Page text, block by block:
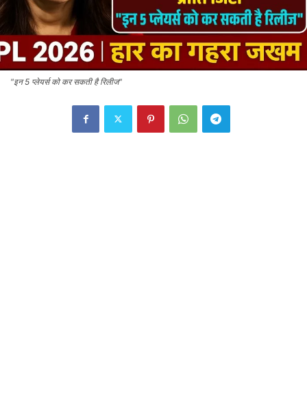
"इन 5 प्लेयर्स को कर सकती है रिलीज"